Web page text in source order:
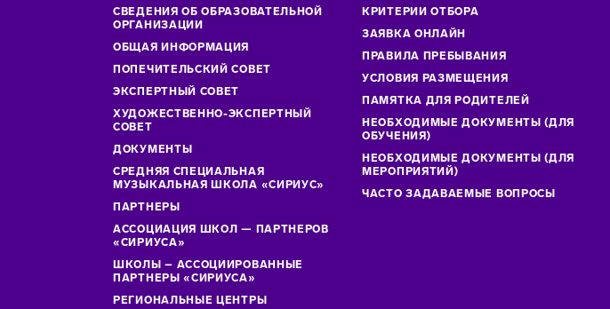
СВЕДЕНИЯ ОБ ОБРАЗОВАТЕЛЬНОЙ
ОРГАНИЗАЦИИ
ОБЩАЯ ИНФОРМАЦИЯ
ПОПЕЧИТЕЛЬСКИЙ СОВЕТ
ЭКСПЕРТНЫЙ СОВЕТ
ХУДОЖЕСТВЕННО-ЭКСПЕРТНЫЙ
СОВЕТ
ДОКУМЕНТЫ
СРЕДНЯЯ СПЕЦИАЛЬНАЯ
МУЗЫКАЛЬНАЯ ШКОЛА «СИРИУС»
ПАРТНЕРЫ
АССОЦИАЦИЯ ШКОЛ — ПАРТНЕРОВ
«СИРИУСА»
ШКОЛЫ – АССОЦИИРОВАННЫЕ
ПАРТНЕРЫ «СИРИУСА»
РЕГИОНАЛЬНЫЕ ЦЕНТРЫ
КРИТЕРИИ ОТБОРА
ЗАЯВКА ОНЛАЙН
ПРАВИЛА ПРЕБЫВАНИЯ
УСЛОВИЯ РАЗМЕЩЕНИЯ
ПАМЯТКА ДЛЯ РОДИТЕЛЕЙ
НЕОБХОДИМЫЕ ДОКУМЕНТЫ (ДЛЯ
ОБУЧЕНИЯ)
НЕОБХОДИМЫЕ ДОКУМЕНТЫ (ДЛЯ
МЕРОПРИЯТИЙ)
ЧАСТО ЗАДАВАЕМЫЕ ВОПРОСЫ